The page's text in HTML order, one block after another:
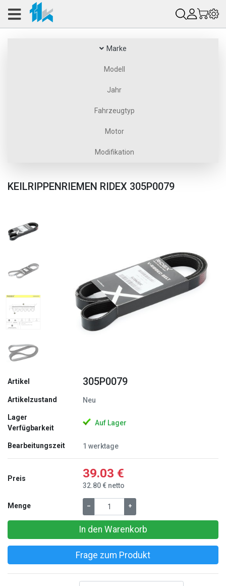
Marke
Modell
Jahr
Fahrzeugtyp
Motor
Modifikation
KEILRIPPENRIEMEN RIDEX 305P0079
Zurück
Artikel 305P0079
Artikelzustand Neu
Lager
Verfügbarkeit
Auf Lager
Bearbeitungszeit 1 werktage
Preis 39.03 €
32.80 € netto
Menge – +
In den Warenkorb
Frage zum Produkt